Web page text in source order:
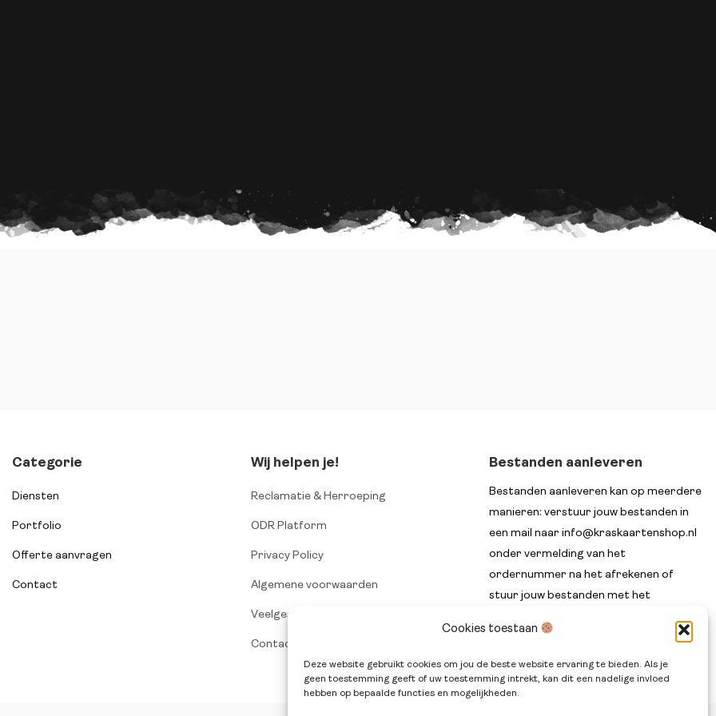
Cookies toestaan
Deze website gebruikt cookies om jou de beste website ervaring te bieden. Als je
geen toestemming geeft of uw toestemming intrekt, kan dit een nadelige invloed
hebben op bepaalde functies en mogelijkheden.
Categorie
Diensten
Portfolio
Offerte aanvragen
Contact
Wij helpen je!
Reclamatie & Herroeping
ODR Platform
Privacy Policy
Algemene voorwaarden
Veelgestelde vragen
Contact
Bestanden aanleveren
Bestanden aanleveren kan op meerdere
manieren: verstuur jouw bestanden in
een mail naar info@kraskaartenshop.nl
onder vermelding van het
ordernummer na het afrekenen of
stuur jouw bestanden met het